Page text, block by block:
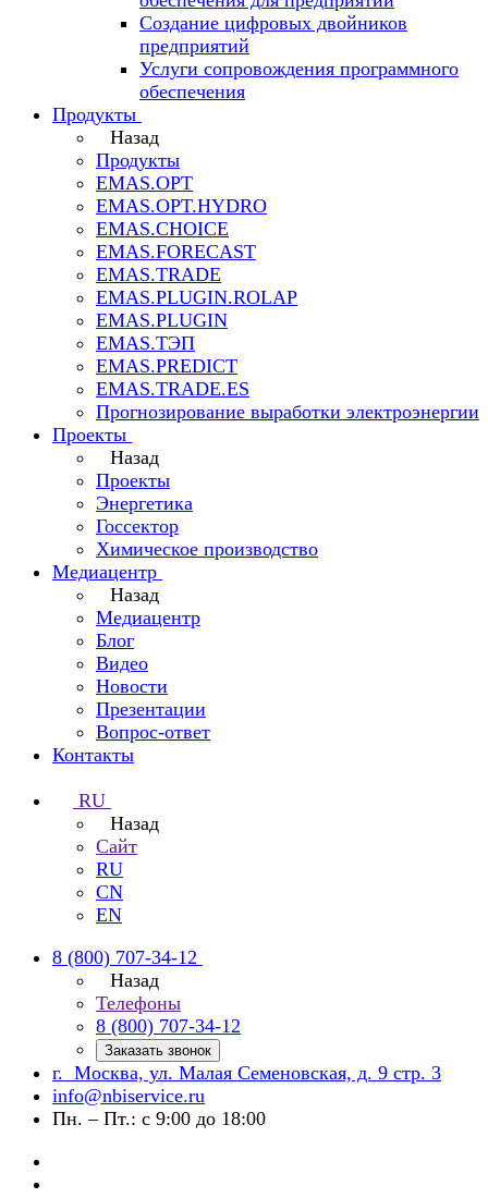
Создание цифровых двойников
предприятий
Услуги сопровождения программного
обеспечения
Продукты
Назад
Продукты
EMAS.OPT
EMAS.OPT.HYDRO
EMAS.CHOICE
EMAS.FORECAST
EMAS.TRADE
EMAS.PLUGIN.ROLAP
EMAS.PLUGIN
EMAS.ТЭП
EMAS.PREDICT
EMAS.TRADE.ES
Прогнозирование выработки электроэнергии
Проекты
Назад
Проекты
Энергетика
Госсектор
Химическое производство
Медиацентр
Назад
Медиацентр
Блог
Видео
Новости
Презентации
Вопрос-ответ
Контакты
RU
Назад
Сайт
RU
CN
EN
8 (800) 707-34-12
Назад
Телефоны
8 (800) 707-34-12
Заказать звонок
г. Москва, ул. Малая Семеновская, д. 9 стр. 3
info@nbiservice.ru
Пн. – Пт.: с 9:00 до 18:00